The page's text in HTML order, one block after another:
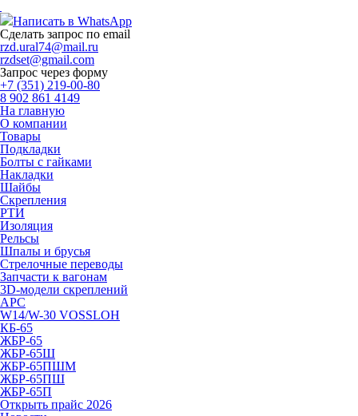
Написать в WhatsApp
Сделать запрос по email
rzd.ural74@mail.ru
rzdset@gmail.com
Запрос через форму
+7 (351) 219-00-80
8 902 861 4149
На главную
О компании
Товары
Подкладки
Болты с гайками
Накладки
Шайбы
Скрепления
РТИ
Изоляция
Рельсы
Шпалы и брусья
Стрелочные переводы
Запчасти к вагонам
3D-модели скреплений
АРС
W14/W-30 VOSSLOH
КБ-65
ЖБР-65
ЖБР-65Ш
ЖБР-65ПШМ
ЖБР-65ПШ
ЖБР-65П
Открыть прайс 2026